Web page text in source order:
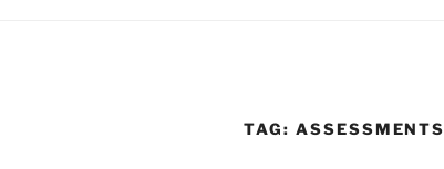
TAG: ASSESSMENTS